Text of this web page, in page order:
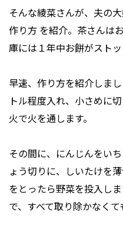
そんな綾菜さんが、夫の
作り方 を紹介。茶さんは
庫には１年中お餅がストッ
早速、作り方を紹介しま
トル程度入れ、小さめに
火で火を通します。
その間に、にんじんをい
ょう切りに、しいたけを
をとったら野菜を投入し
で、すべて取り除かなくて